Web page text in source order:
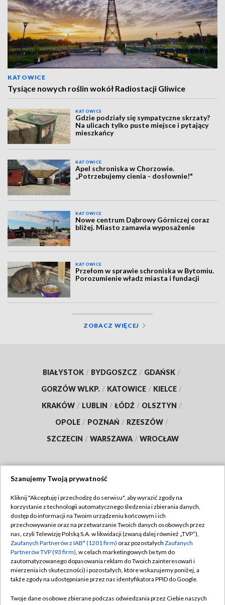
KATOWICE
Tysiące nowych roślin wokół Radiostacji Gliwice
KATOWICE
Gdzie podziały się sympatyczne skrzaty?
Na ulicach tylko puste miejsce i pytający
mieszkańcy
KATOWICE
Apel schroniska w Chorzowie.
„Potrzebujemy cienia - dosłownie!"
KATOWICE
Nowe centrum Dąbrowy Górniczej coraz
bliżej. Miasto zamawia wyposażenie
KATOWICE
Przełom w sprawie schroniska w Bytomiu.
Porozumienie władz miasta i fundacji
ZOBACZ WIĘCEJ
BIAŁYSTOK / BYDGOSZCZ / GDAŃSK /
GORZÓW WLKP. / KATOWICE / KIELCE /
KRAKÓW / LUBLIN / ŁÓDŹ / OLSZTYN /
OPOLE / POZNAŃ / RZESZÓW /
SZCZECIN / WARSZAWA / WROCŁAW
TVP
Abonament TVP
Emisja w TVP
Centrum informacji TVP
Naziemna Telewizja Cyfrowa
Regulamin TVP
Polityka prywatności
Moje zgody
Pomoc
Szanujemy Twoją prywatność
Kliknij "Akceptuję i przechodzę do serwisu", aby wyrazić zgody na
korzystanie z technologii automatycznego śledzenia i zbierania danych,
dostęp do informacji na Twoim urządzeniu końcowym i ich
przechowywanie oraz na przetwarzanie Twoich danych osobowych przez
nas, czyli Telewizję Polską S.A. w likwidacji (zwaną dalej również „TVP”),
Zaufanych Partnerów z IAB* (1201 firm) oraz pozostałych Zaufanych
Partnerów TVP (93 firm), w celach marketingowych (w tym do
zautomatyzowanego dopasowania reklam do Twoich zainteresowań i
mierzenia ich skuteczności) i pozostałych, które wskazujemy poniżej, a
także zgody na udostępnianie przez nas identyfikatora PPID do Google.
Twoje dane osobowe zbierane podczas odwiedzania przez Ciebie naszych